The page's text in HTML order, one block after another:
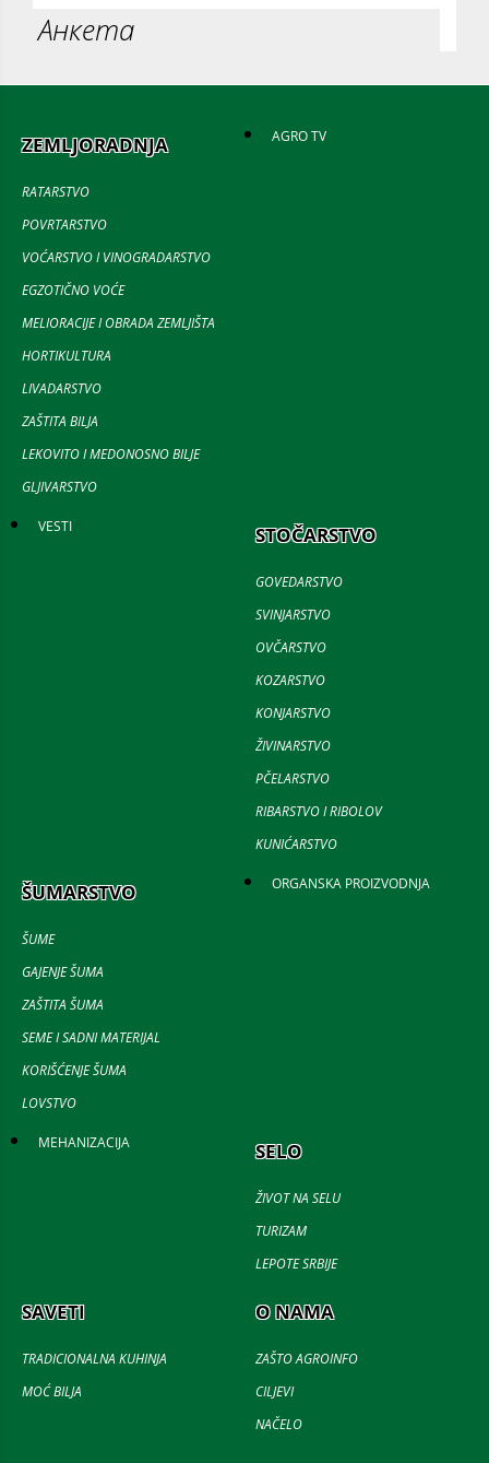
Анкета
ZEMLJORADNJA
RATARSTVO
POVRTARSTVO
VOĆARSTVO I VINOGRADARSTVO
EGZOTIČNO VOĆE
MELIORACIJE I OBRADA ZEMLJIŠTA
HORTIKULTURA
LIVADARSTVO
ZAŠTITA BILJA
LEKOVITO I MEDONOSNO BILJE
GLJIVARSTVO
AGRO TV
VESTI STOČARSTVO
GOVEDARSTVO
SVINJARSTVO
OVČARSTVO
KOZARSTVO
KONJARSTVO
ŽIVINARSTVO
PČELARSTVO
RIBARSTVO I RIBOLOV
KUNIĆARSTVO
ŠUMARSTVO
ŠUME
GAJENJE ŠUMA
ZAŠTITA ŠUMA
SEME I SADNI MATERIJAL
KORIŠĆENJE ŠUMA
LOVSTVO
ORGANSKA PROIZVODNJA
MEHANIZACIJA SELO
ŽIVOT NA SELU
TURIZAM
LEPOTE SRBIJE
SAVETI
TRADICIONALNA KUHINJA
MOĆ BILJA
O NAMA
ZAŠTO AGROINFO
CILJEVI
NAČELO